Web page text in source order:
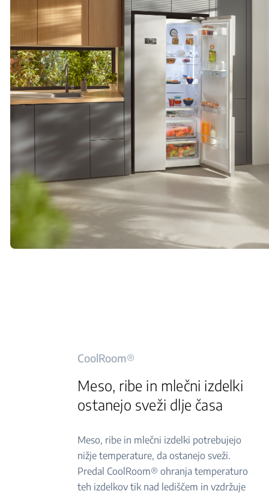
CoolRoom®
Meso, ribe in mlečni izdelki
ostanejo sveži dlje časa
Meso, ribe in mlečni izdelki potrebujejo
nižje temperature, da ostanejo sveži.
Predal CoolRoom® ohranja temperaturo
teh izdelkov tik nad lediščem in vzdržuje